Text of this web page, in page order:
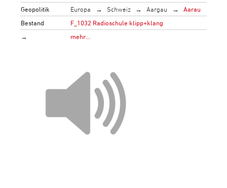
Geopolitik
Europa Schweiz Aargau
Aarau
Bestand
F_1032 Radioschule klipp+klang
→
mehr…